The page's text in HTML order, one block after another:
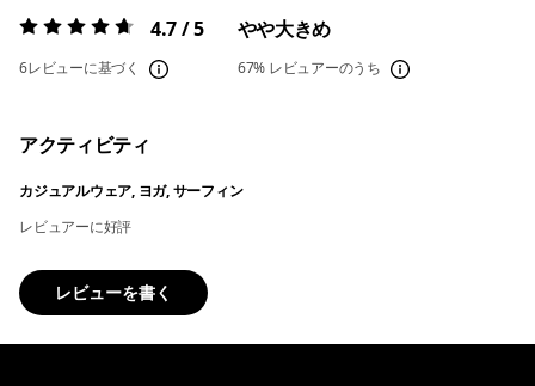
評価:4.7 / 5 4.7 / 5
6レビューに基づく
やや大きめ
67% レビュアーのうち
アクティビティ
カジュアルウェア, ヨガ, サーフィン
レビュアーに好評
レビューを書く